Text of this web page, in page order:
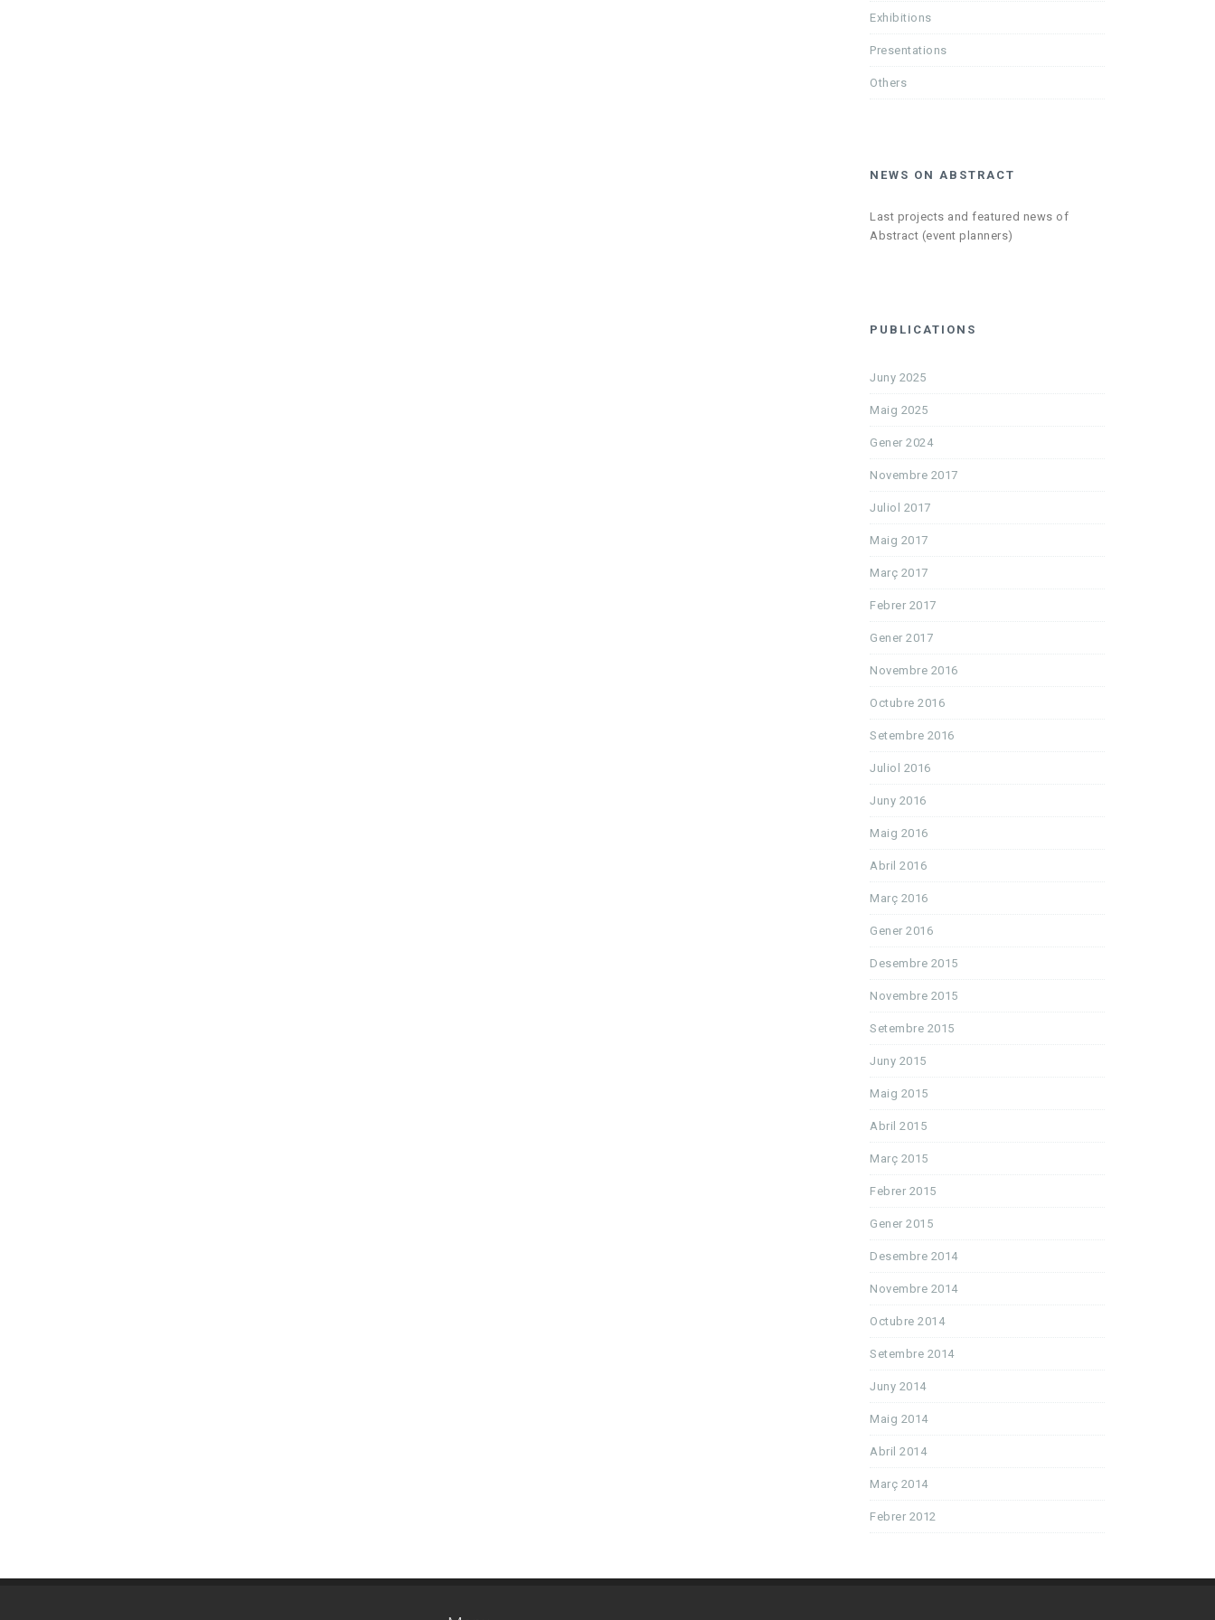
Exhibitions
Presentations
Others
NEWS ON ABSTRACT
Last projects and featured news of
Abstract (event planners)
PUBLICATIONS
Juny 2025
Maig 2025
Gener 2024
Novembre 2017
Juliol 2017
Maig 2017
Març 2017
Febrer 2017
Gener 2017
Novembre 2016
Octubre 2016
Setembre 2016
Juliol 2016
Juny 2016
Maig 2016
Abril 2016
Març 2016
Gener 2016
Desembre 2015
Novembre 2015
Setembre 2015
Juny 2015
Maig 2015
Abril 2015
Març 2015
Febrer 2015
Gener 2015
Desembre 2014
Novembre 2014
Octubre 2014
Setembre 2014
Juny 2014
Maig 2014
Abril 2014
Març 2014
Febrer 2012